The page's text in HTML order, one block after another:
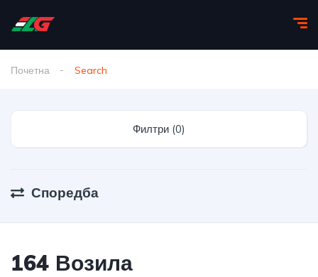
Почетна Search
Филтри (0)
Споредба
164 Возила